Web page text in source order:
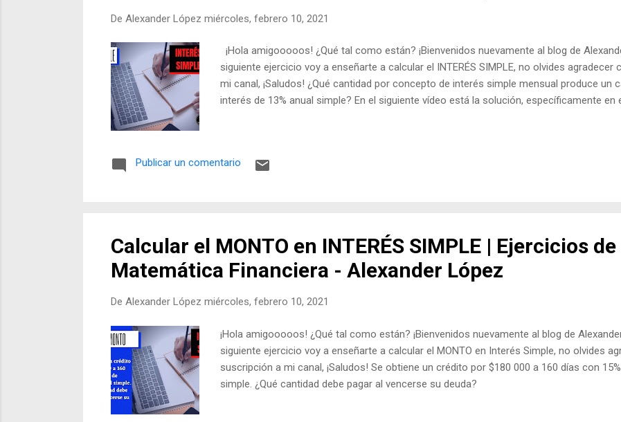
De Alexander López miércoles, febrero 10, 2021
¡Hola amigooooos! ¿Qué tal como están? ¡Bienvenidos nuevamente al blog de
siguiente ejercicio voy a enseñarte a calcular el INTERÉS SIMPLE, no olvides agradecer
mi canal, ¡Saludos! ¿Qué cantidad por concepto de interés simple mensual produce un
interés de 13% anual simple? En el siguiente vídeo está la solución, específicamente en
Publicar un comentario
Calcular el MONTO en INTERÉS SIMPLE | Ejercicios de
Matemática Financiera - Alexander López
De Alexander López miércoles, febrero 10, 2021
¡Hola amigooooos! ¿Qué tal como están? ¡Bienvenidos nuevamente al blog de
siguiente ejercicio voy a enseñarte a calcular el MONTO en Interés Simple, no olvides
suscripción a mi canal, ¡Saludos! Se obtiene un crédito por $180 000 a 160 días con
simple. ¿Qué cantidad debe pagar al vencerse su deuda?